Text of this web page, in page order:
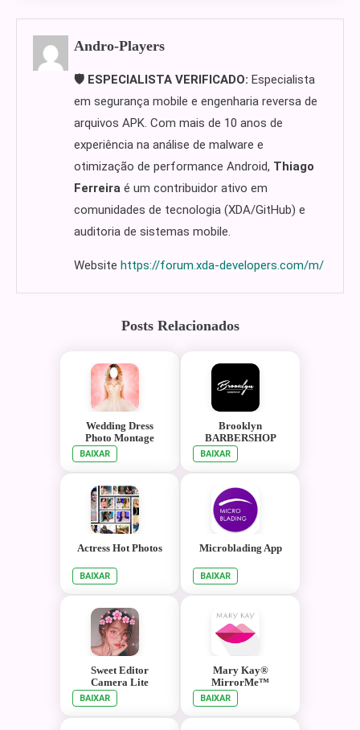
Andro-Players
🛡️ ESPECIALISTA VERIFICADO: Especialista
em segurança mobile e engenharia reversa de
arquivos APK. Com mais de 10 anos de
experiência na análise de malware e
otimização de performance Android, Thiago
Ferreira é um contribuidor ativo em
comunidades de tecnologia (XDA/GitHub) e
auditoria de sistemas mobile.
Website https://forum.xda-developers.com/m/
Posts Relacionados
Wedding Dress
Photo Montage
BAIXAR
Brooklyn
BARBERSHOP
BAIXAR
Actress Hot Photos
BAIXAR
Microblading App
BAIXAR
Sweet Editor
Camera Lite
BAIXAR
Mary Kay®
MirrorMe™
BAIXAR